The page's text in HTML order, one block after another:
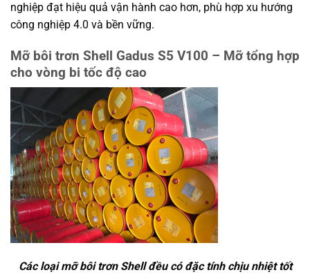
nghiệp đạt hiệu quả vận hành cao hơn, phù hợp xu hướng
công nghiệp 4.0 và bền vững.
Mỡ bôi trơn Shell Gadus S5 V100 – Mỡ tổng hợp
cho vòng bi tốc độ cao
Các loại mỡ bôi trơn Shell đều có đặc tính chịu nhiệt tốt